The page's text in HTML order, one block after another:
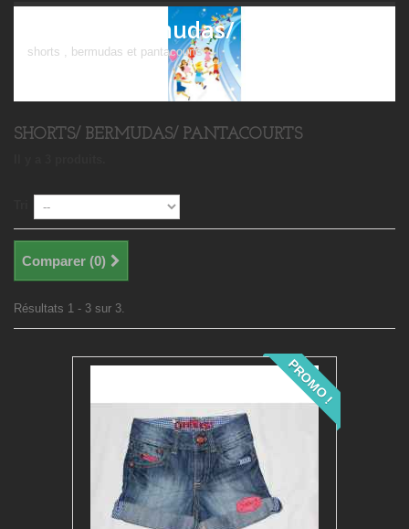
Shorts/ Bermudas/ Pantacourts
shorts , bermudas et pantacourts
SHORTS/ BERMUDAS/ PANTACOURTS
Comparer (0)
Résultats 1 - 3 sur 3.
PROMO !